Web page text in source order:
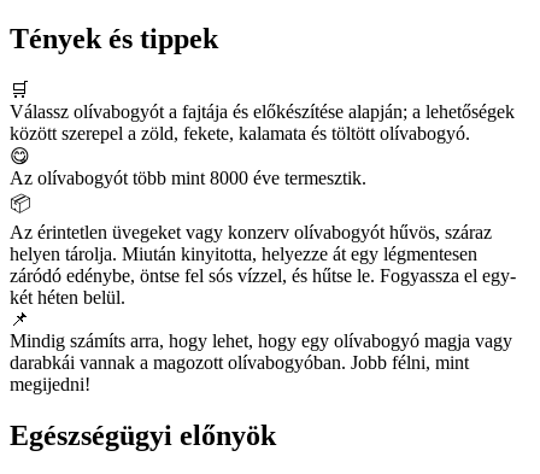
Tények és tippek
🛒
Válassz olívabogyót a fajtája és előkészítése alapján; a lehetőségek
között szerepel a zöld, fekete, kalamata és töltött olívabogyó.
😋
Az olívabogyót több mint 8000 éve termesztik.
📦
Az érintetlen üvegeket vagy konzerv olívabogyót hűvös, száraz
helyen tárolja. Miután kinyitotta, helyezze át egy légmentesen
záródó edénybe, öntse fel sós vízzel, és hűtse le. Fogyassza el egy-
két héten belül.
📌
Mindig számíts arra, hogy lehet, hogy egy olívabogyó magja vagy
darabkái vannak a magozott olívabogyóban. Jobb félni, mint
megijedni!
Egészségügyi előnyök